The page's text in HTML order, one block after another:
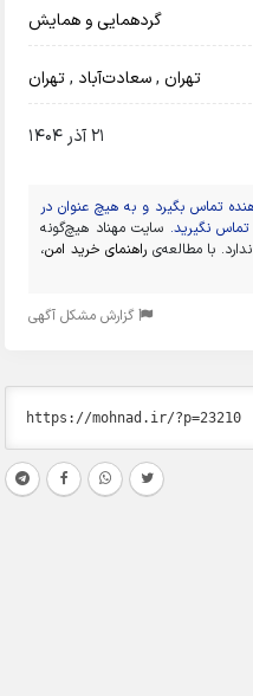
گردهمایی و همایش
تهران,سعادت‌آباد ,تهران
21 آذر 1404
تماس بگیرد و به هیچ عنوان در
نگیرید. سایت مهناد هیچ‌گونه
با مطالعه‌ی راهنمای خرید امن،
گزارش مشکل آگهی